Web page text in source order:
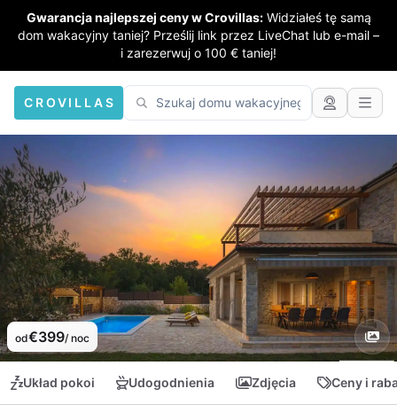
Gwarancja najlepszej ceny w Crovillas: Widziałeś tę samą
dom wakacyjny taniej? Prześlij link przez LiveChat lub e-mail –
i zarezerwuj o 100 € taniej!
CROVILLAS
od€399/ noc
Układ pokoi Udogodnienia Zdjęcia Ceny i